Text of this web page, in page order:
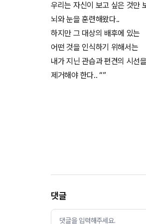
우리는 자신이 보고 싶은 것만
뇌와 눈을 훈련해왔다..
하지만 그 대상의 배후에 있는
어떤 것을 인식하기 위해서는
내가 지닌 관습과 편견의 시선을
제거해야 한다.. “”
댓글
댓글을 입력해주세요.